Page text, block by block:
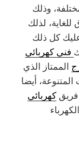
وذلك
لذلك
كل ذلك
فني كهربائي
الممتاز الذي
أيضا
فريق كهربائي